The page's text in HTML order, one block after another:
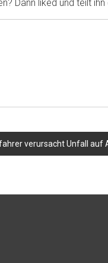
Dann liked und teilt ihn
verursacht Unfall auf